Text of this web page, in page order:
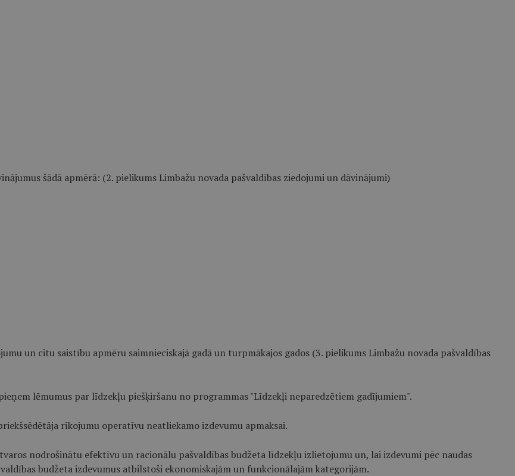
šādā apmērā: (2. pielikums Limbažu novada pašvaldības ziedojumi un dāvinājumi)
un citu saistību apmēru saimnieciskajā gadā un turpmākajos gados (3. pielikums Limbažu novada pašvaldības
lēmumus par līdzekļu piešķiršanu no programmas "Līdzekļi neparedzētiem gadījumiem".
rīkojumu operatīvu neatliekamo izdevumu apmaksai.
nodrošinātu efektīvu un racionālu pašvaldības budžeta līdzekļu izlietojumu un, lai izdevumi pēc naudas
budžeta izdevumus atbilstoši ekonomiskajām un funkcionālajām kategorijām.